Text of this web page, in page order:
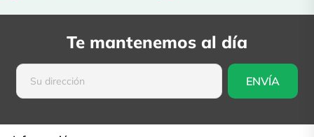
Te mantenemos al día